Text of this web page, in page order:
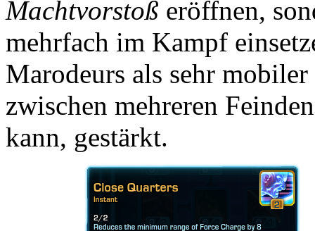
Machtvorstoß eröffnen,
mehrfach im Kampf
Marodeurs als sehr
zwischen mehreren
kann, gestärkt.